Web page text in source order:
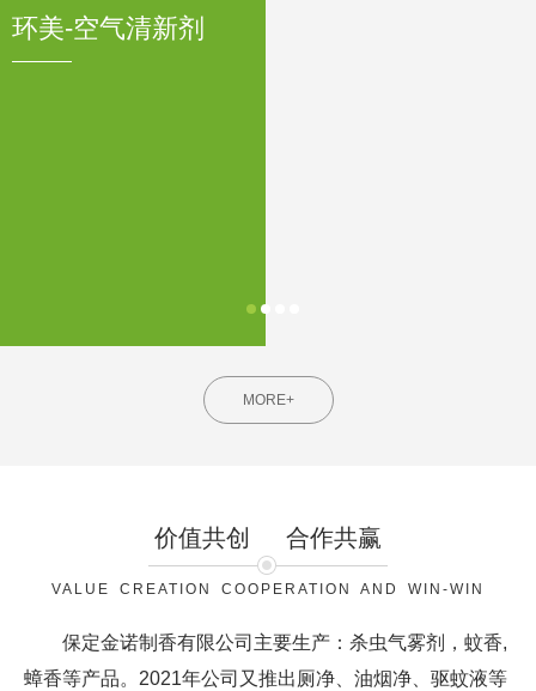
环美-空气清新剂
MORE+
价值共创 合作共赢
VALUE CREATION COOPERATION AND WIN-WIN
保定金诺制香有限公司主要生产：杀虫气雾剂，蚊香,
蟑香等产品。2021年公司又推出厕净、油烟净、驱蚊液等